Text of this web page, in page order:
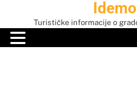
content
Idemo
Turističke informacije o